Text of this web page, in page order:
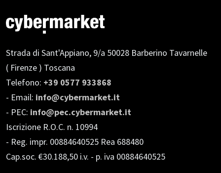
Strada di Sant'Appiano, 9/a 50028 Barberino Tavarnelle
( Firenze ) Toscana
Telefono: +39 0577 933868
- Email: info@cybermarket.it
- PEC: info@pec.cybermarket.it
Iscrizione R.O.C. n. 10994
- Reg. impr. 00884640525 Rea 688480
Cap.soc. €30.188,50 i.v. - p. iva 00884640525